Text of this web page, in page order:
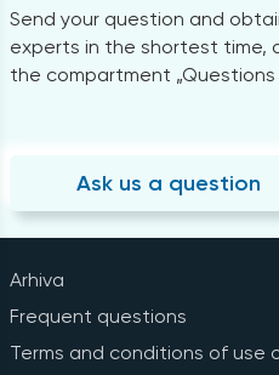
Send your question and
experts in the shortest time,
the compartment „Questions
Ask us a question
Arhiva
Frequent questions
Terms and conditions of use